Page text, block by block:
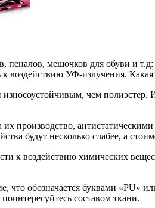
пеналов, мешочков для обуви и
к воздействию УФ-излучения.
чем полиэстер.
производство,
будут несколько слабее, а
к воздействию химических
что обозначается буквами
составом ткани.